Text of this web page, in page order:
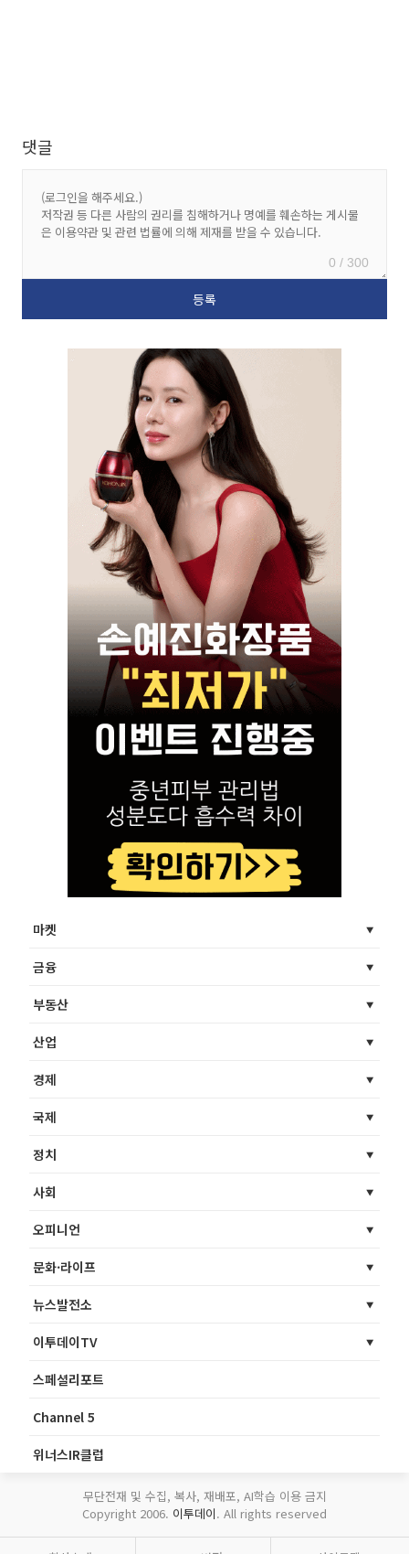
댓글
0 / 300
마켓
금융
부동산
산업
경제
국제
정치
사회
오피니언
문화·라이프
뉴스발전소
이투데이TV
스페셜리포트
Channel 5
위너스IR클럽
무단전재 및 수집, 복사, 재배포, AI학습 이용 금지
Copyright 2006. 이투데이. All rights reserved